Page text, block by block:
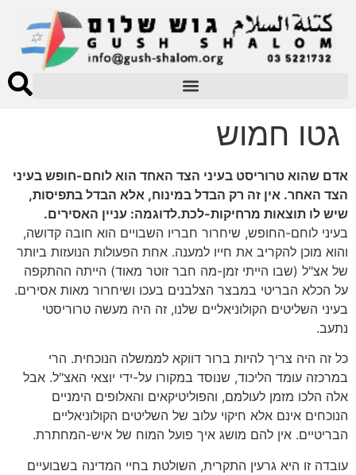
גטו חמוש
אדם שהוא טרוריסט בעיני הצד האחד הוא לוחם-חופש בעיני
הצד האחר. אין זה רק הבדל במינוח, אלא הבדל בתפיסות,
שיש לו תוצאות מרחיקות-לכת.לדוגמה: עניין האסירים.
בעיני לוחם-החופש, שיחרור חבריו השבויים הוא חובה קדושה,
והוא מוכן להקריב את חייו למענה. אחת הפעולות הנועזות ביותר
של אצ"ל (שבו הייתי זמן-מה חבר זוטר מאוד) הייתה ההתקפה
על הכלא הבריטי במבצר הצלבנים בעכו ושיחרור מאות אסירים.
בעיני השליטים הקולוניאליים שלנו, זה היה מעשה טרוריסטי
נתעב.
כל זה היה צריך להיות ברור דווקא לממשלה הנוכחית. הרי
במרכזה עומד הליכוד, שנוסד במקורו על-ידי יוצאי האצ"ל. אבל
אלה הלכו מזמן לעולמם, והפוליטיקאים והאלופים הימניים
הנוכחים אינם אלא חיקוי עלוב של השליטים הקולוניאליים
הבריטיים. אין להם מושג איך פועל המוח של איש-המחתרת.
עובדה זו היא גרעין התקרית, השולטת בחיי המדינה בשבועיים